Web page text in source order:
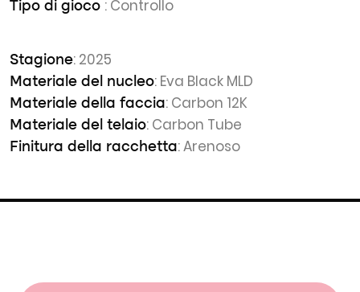
Tipo di gioco : Controllo
Stagione: 2025
Materiale del nucleo: Eva Black MLD
Materiale della faccia: Carbon 12K
Materiale del telaio: Carbon Tube
Finitura della racchetta: Arenoso